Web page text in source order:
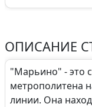
ОПИСАНИЕ
"Марьино" - это
метрополитена
линии. Она